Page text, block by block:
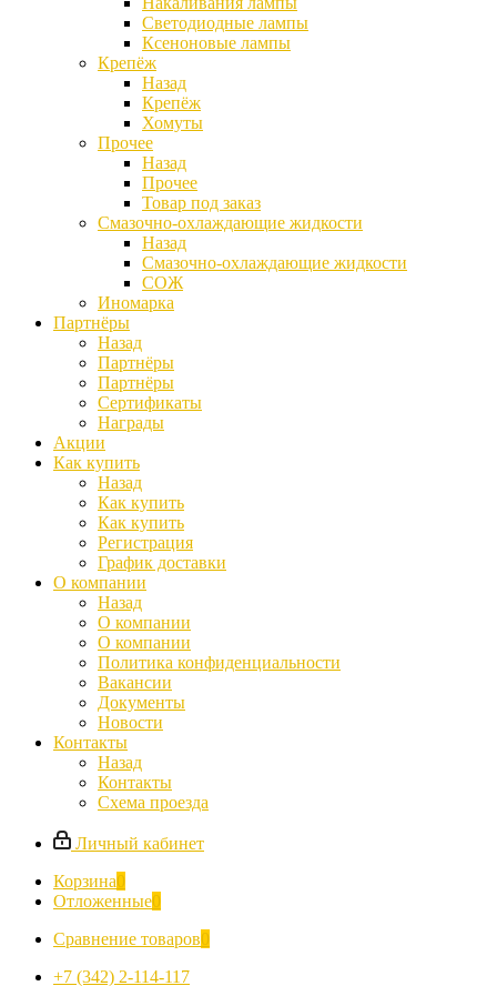
Светодиодные лампы
Ксеноновые лампы
Крепёж
Назад
Крепёж
Хомуты
Прочее
Назад
Прочее
Товар под заказ
Смазочно-охлаждающие жидкости
Назад
Смазочно-охлаждающие жидкости
СОЖ
Иномарка
Партнёры
Назад
Партнёры
Партнёры
Сертификаты
Награды
Акции
Как купить
Назад
Как купить
Как купить
Регистрация
График доставки
О компании
Назад
О компании
О компании
Политика конфиденциальности
Вакансии
Документы
Новости
Контакты
Назад
Контакты
Схема проезда
Личный кабинет
Корзина0
Отложенные0
Сравнение товаров0
+7 (342) 2-114-117